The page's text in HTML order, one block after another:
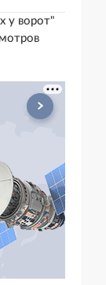
у ворот"